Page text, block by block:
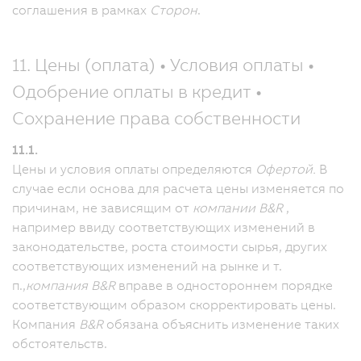
соглашения в рамках Сторон.
11. Цены (оплата) • Условия оплаты •
Одобрение оплаты в кредит •
Сохранение права собственности
11.1.
Цены и условия оплаты определяются Офертой. В
случае если основа для расчета цены изменяется по
причинам, не зависящим от компании B&R,
например ввиду соответствующих изменений в
законодательстве, роста стоимости сырья, других
соответствующих изменений на рынке и т.
п.,компания B&Rвправе в одностороннем порядке
соответствующим образом скорректировать цены.
Компания B&Rобязана объяснить изменение таких
обстоятельств.